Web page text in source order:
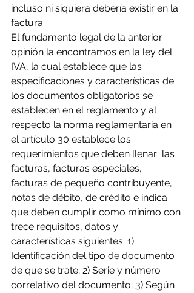
incluso ni siquiera debería existir en la
factura.
El fundamento legal de la anterior
opinión la encontramos en la ley del
IVA, la cual establece que las
especificaciones y características de
los documentos obligatorios se
establecen en el reglamento y al
respecto la norma reglamentaria en
el artículo 30 establece los
requerimientos que deben llenar  las
facturas, facturas especiales,
facturas de pequeño contribuyente,
notas de débito, de crédito e indica
que deben cumplir como mínimo con
trece requisitos, datos y
características siguientes: 1)
Identificación del tipo de documento
de que se trate; 2) Serie y número
correlativo del documento; 3) Según